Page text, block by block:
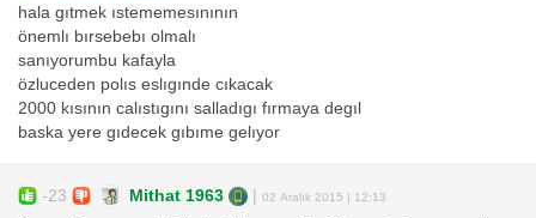
hala gıtmek ıstememesınının
önemlı bırsebebı olmalı
sanıyorumbu kafayla
özluceden polıs eslıgınde cıkacak
2000 kısının calıstıgını salladıgı fırmaya degıl
baska yere gıdecek gıbıme gelıyor
-23 Mithat 1963 02 Aralık 2015 | 12:13